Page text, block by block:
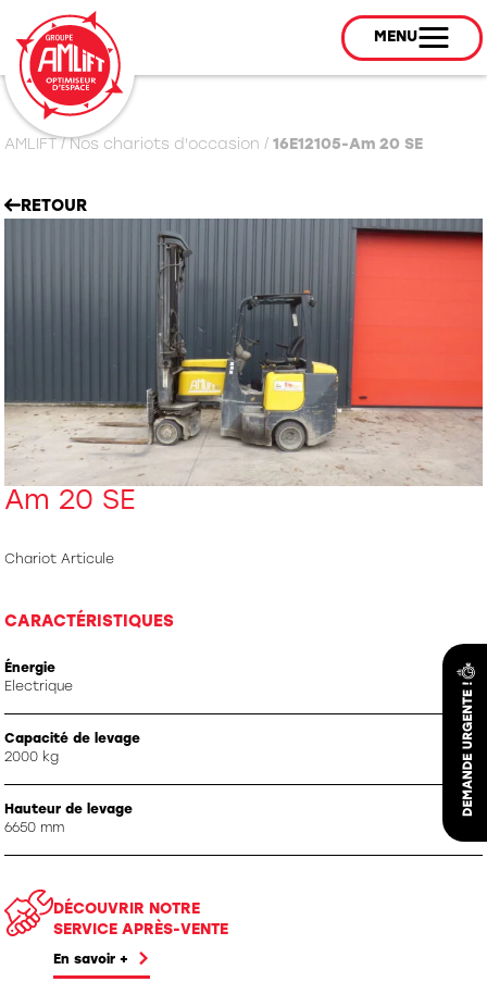
MENU
AMLIFT/Nos chariots d'occasion /16E12105-Am 20 SE
RETOUR
Am 20 SE
Chariot Articule
CARACTÉRISTIQUES
Énergie
Electrique
Capacité de levage
2000 kg
Hauteur de levage
6650 mm
DÉCOUVRIR NOTRE
SERVICE APRÈS-VENTE
En savoir +